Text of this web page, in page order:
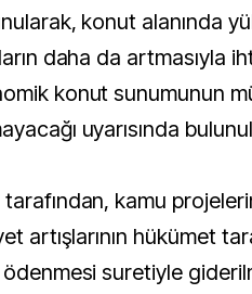
konut alanında
daha da artmasıyla
konut sunumunun
uyarısında
tarafından, kamu
artışlarının hükümet
ödenmesi suretiyle